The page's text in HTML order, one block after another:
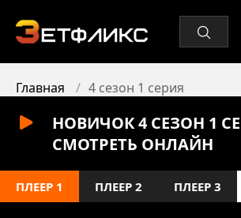
Главная 4 сезон 1 серия
НОВИЧОК 4 СЕЗОН 1
СМОТРЕТЬ ОНЛАЙН
ПЛЕЕР 1 ПЛЕЕР 2 ПЛЕЕР 3